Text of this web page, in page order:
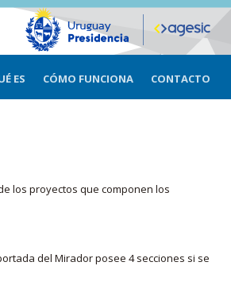
ES CÓMO FUNCIONA CONTACTO
los proyectos que componen los
del Mirador posee 4 secciones si se